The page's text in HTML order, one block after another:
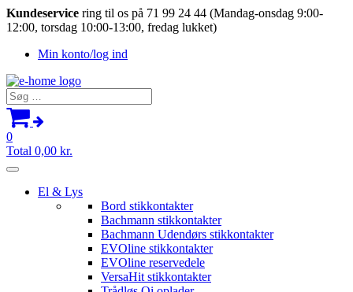
Kundeservice ring til os på 71 99 24 44 (Mandag-onsdag 9:00-
12:00, torsdag 10:00-13:00, fredag lukket)
Min konto/log ind
Søg
efter:
0
Total 0,00 kr.
El & Lys
Bord stikkontakter
Bachmann stikkontakter
Bachmann Udendørs stikkontakter
EVOline stikkontakter
EVOline reservedele
VersaHit stikkontakter